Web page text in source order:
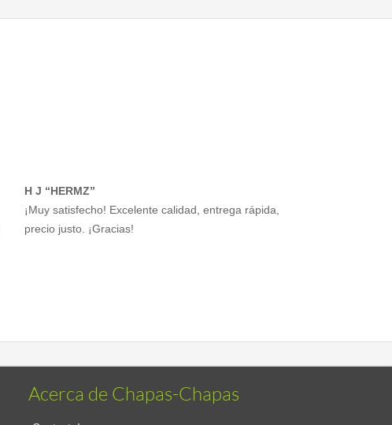
H J “HERMZ”
¡Muy satisfecho! Excelente calidad, entrega rápida,
precio justo. ¡Gracias!
Acerca de Chapas-Chapas